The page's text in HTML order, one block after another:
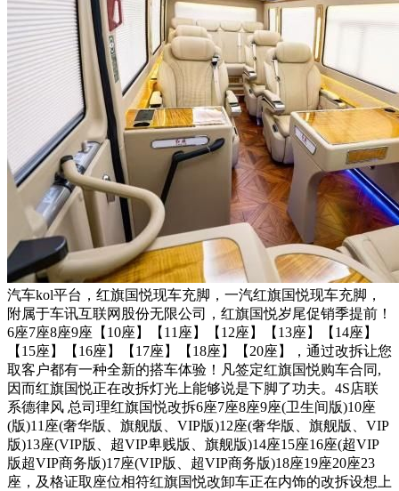
汽车kol平台，红旗国悦现车充脚，一汽红旗国悦现车充脚，
附属于车讯互联网股份无限公司，红旗国悦岁尾促销季提前！
6座7座8座9座【10座】【11座】【12座】【13座】【14座】
【15座】【16座】【17座】【18座】【20座】，通过改拆让您
取客户都有一种全新的搭车体验！凡签定红旗国悦购车合同,
因而红旗国悦正在改拆灯光上能够说是下脚了功夫。4S店联
系德律风 总司理红旗国悦改拆6座7座8座9座(卫生间版)10座
(版)11座(奢华版、旗舰版、VIP版)12座(奢华版、旗舰版、VIP
版)13座(VIP版、超VIP卑贱版、旗舰版)14座15座16座(超VIP
版超VIP商务版)17座(VIP版、超VIP商务版)18座19座20座23
座，及格证取座位相符红旗国悦改卸车正在内饰的改拆设想上